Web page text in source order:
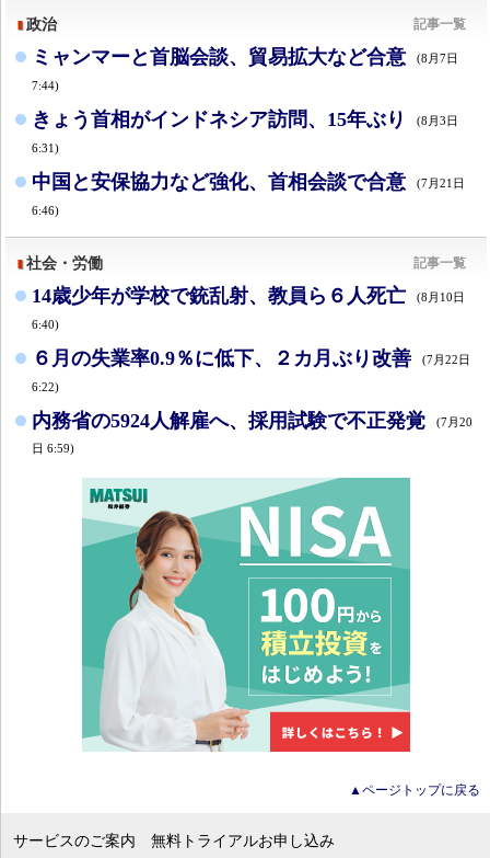
政治 記事一覧
ミャンマーと首脳会談、貿易拡大など合意 (8月7日
7:44)
きょう首相がインドネシア訪問、15年ぶり (8月3日
6:31)
中国と安保協力など強化、首相会談で合意 (7月21日
6:46)
社会・労働 記事一覧
14歳少年が学校で銃乱射、教員ら６人死亡 (8月10日
6:40)
６月の失業率0.9％に低下、２カ月ぶり改善 (7月22日
6:22)
内務省の5924人解雇へ、採用試験で不正発覚
(7月20
日 6:59)
▲ページトップに戻る
サービスのご案内 無料トライアルお申し込み